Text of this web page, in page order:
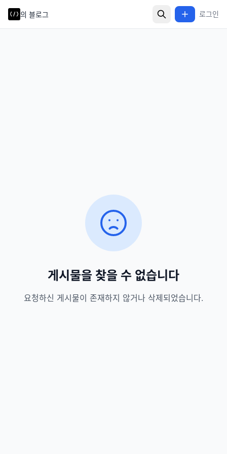
의 블로그 로그인
의 블로그 로그인
게시물을 찾을 수 없습니다
요청하신 게시물이 존재하지 않거나 삭제되었습니다.